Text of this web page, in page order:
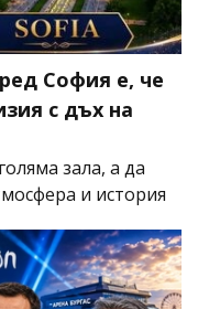
София е, че
с дъх на
зала, а да
и история